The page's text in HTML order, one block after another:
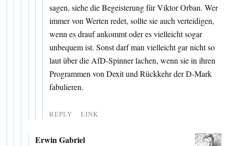
sagen, siehe die Begeisterung für Viktor Orban. Wer
immer von Werten redet, sollte sie auch verteidigen,
wenn es drauf ankommt oder es vielleicht sogar
unbequem ist. Sonst darf man vielleicht gar nicht so
laut über die AfD-Spinner lachen, wenn sie in ihren
Programmen von Dexit und Rückkehr der D-Mark
fabulieren.
REPLY LINK
Erwin Gabriel